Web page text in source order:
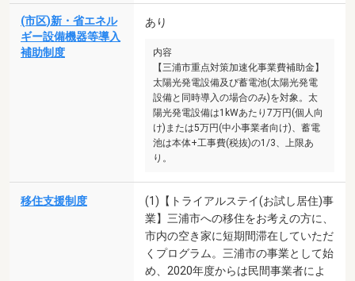
(市区)新・省エネル
ギー設備機器等導入
補助制度
あり
内容
【三浦市重点対策加速化事業費補助金】
太陽光発電設備及び蓄電池(太陽光発電
設備と同時導入の場合のみ)を対象。太
陽光発電設備は1kWあたり7万円(個人向
け)または5万円(中小事業者向け)、蓄電
池は本体+工事費(税抜)の1/3、上限あ
り。
移住支援制度
(1)【トライアルステイ(お試し居住)事
業】三浦市への移住をお考えの方に、
市内の空き家に短期間滞在していただ
くプログラム。三浦市の事業として始
め、2020年度からは民間事業者によ